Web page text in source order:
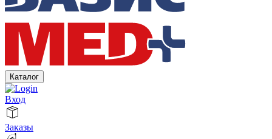
Каталог
Вход
Заказы